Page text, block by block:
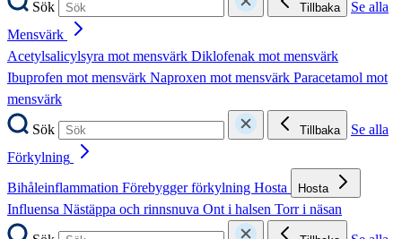
Sök
Tillbaka
Se alla
Mensvärk
Acetylsalicylsyra mot mensvärk Diklofenak mot mensvärk
Ibuprofen mot mensvärk Naproxen mot mensvärk Paracetamol mot
mensvärk
Sök
Tillbaka
Se alla
Förkylning
Bihåleinflammation Förebygger förkylning Hosta Hosta
Influensa Nästäppa och rinnsnuva Ont i halsen Torr i näsan